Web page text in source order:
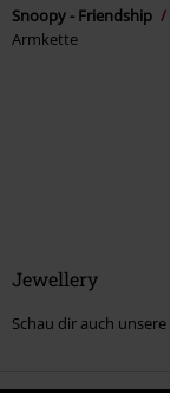
Snoopy - Friendship
Armkette
Jewellery
Schau dir auch unsere